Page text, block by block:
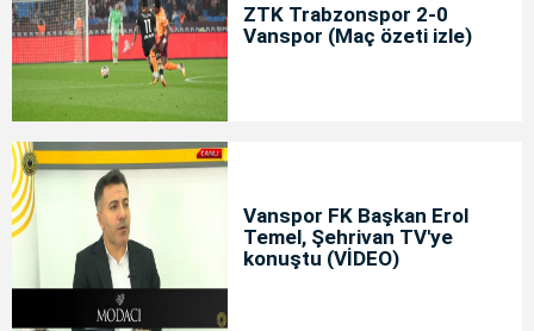
ZTK Trabzonspor 2-0
Vanspor (Maç özeti izle)
Vanspor FK Başkan Erol
Temel, Şehrivan TV'ye
konuştu (VİDEO)